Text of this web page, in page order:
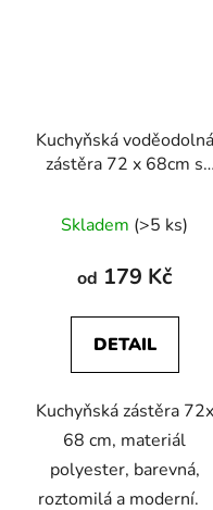
Kuchyňská voděodolná
zástěra 72 x 68cm s
Skladem (>5 ks)
od 179 Kč
DETAIL
Kuchyňská zástěra 72x
68 cm, materiál
polyester, barevná,
roztomilá a moderní.